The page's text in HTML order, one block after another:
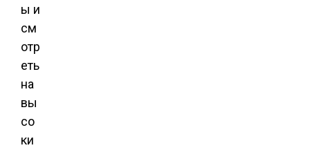
ы и
см
отр
еть
на
вы
со
ки